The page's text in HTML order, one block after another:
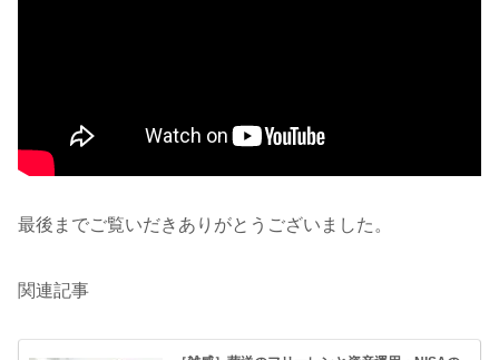
最後までご覧いだきありがとうございました。
関連記事